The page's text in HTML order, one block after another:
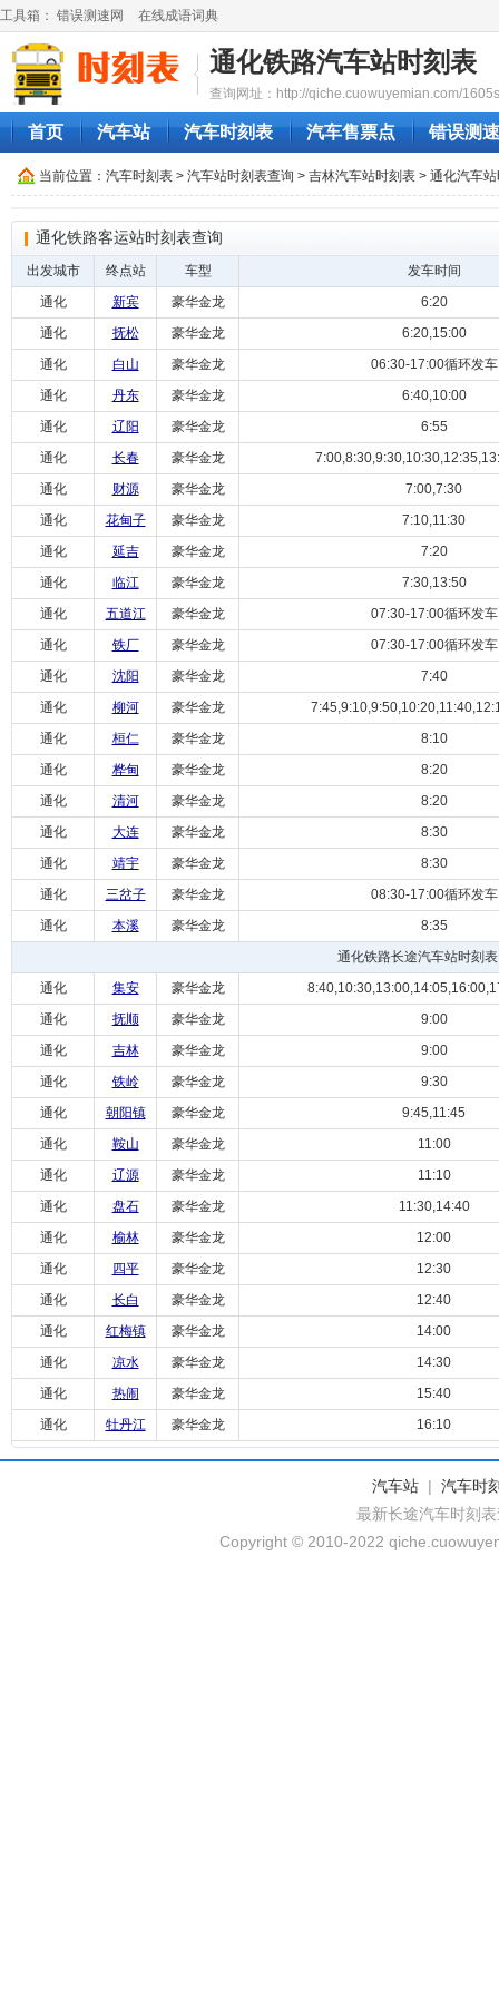
工具箱： 错误测速网 在线成语词典
通化铁路汽车站时刻表
查询网址：http://qiche.cuowuyemian.com/
首页 汽车站 汽车时刻表 汽车售票点 错误测
当前位置： 汽车时刻表 > 汽车站时刻表查询 > 吉林汽车站时刻表 > 通化汽车
通化铁路客运站时刻表查询
出发城市 终点站 车型
发车时间
通化
新宾 豪华金龙
6:20
通化
抚松 豪华金龙
6:20,15:00
通化
白山 豪华金龙
06:30-17:00循环发车
通化
丹东 豪华金龙
6:40,10:00
通化
辽阳 豪华金龙
6:55
通化
长春 豪华金龙
通化
财源 豪华金龙
7:00,7:30
通化
花甸子 豪华金龙
7:10,11:30
通化
延吉 豪华金龙
7:20
通化
临江 豪华金龙
7:30,13:50
通化
五道江 豪华金龙
07:30-17:00循环发车
通化
铁厂 豪华金龙
07:30-17:00循环发车
通化
沈阳 豪华金龙
7:40
通化
柳河 豪华金龙
通化
桓仁 豪华金龙
8:10
通化
桦甸 豪华金龙
8:20
通化
清河 豪华金龙
8:20
通化
大连 豪华金龙
8:30
通化
靖宇 豪华金龙
8:30
通化
三岔子 豪华金龙
08:30-17:00循环发车
通化
本溪 豪华金龙
8:35
通化铁路长途汽车站时刻表
通化
集安 豪华金龙
通化
抚顺 豪华金龙
9:00
通化
吉林 豪华金龙
9:00
通化
铁岭 豪华金龙
9:30
通化
朝阳镇 豪华金龙
9:45,11:45
通化
鞍山 豪华金龙
11:00
通化
辽源 豪华金龙
11:10
通化
盘石 豪华金龙
11:30,14:40
通化
榆林 豪华金龙
12:00
通化
四平 豪华金龙
12:30
通化
长白 豪华金龙
12:40
通化
红梅镇 豪华金龙
14:00
通化
凉水 豪华金龙
14:30
通化
热闹 豪华金龙
15:40
通化
牡丹江 豪华金龙 16:10
汽车站 | 汽车时
最新长途汽车时刻
Copyright © 2010-2022